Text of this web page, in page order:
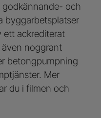
godkännande- och
byggarbetsplatser
ett ackrediterat
noggrant
betongpumpning
Mer
du i filmen och